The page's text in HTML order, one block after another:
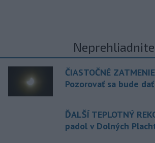
Neprehliadnite
ČIASTOČNÉ
Pozorovať sa bude
ĎALŠÍ TEPLOTNÝ
padol v Dolných